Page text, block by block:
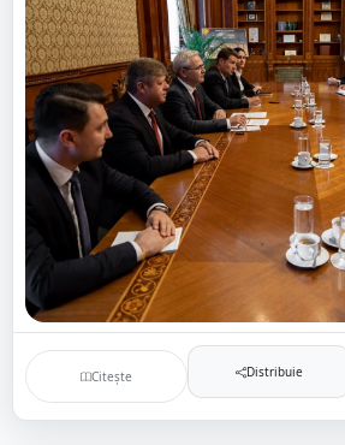
Citește Distribuie